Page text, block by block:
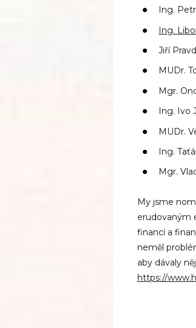
Ing.
Ing.
Jiří
MUDr.
Mgr.
Ing. Ivo
MUDr.
Ing.
Mgr.
My jsme
erudovaným
financí a
neměl
aby dávaly
https://